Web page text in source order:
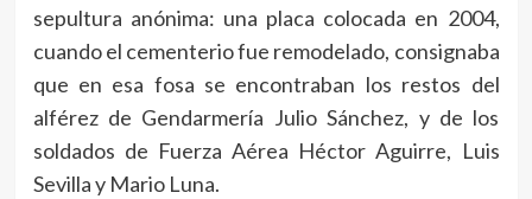
sepultura anónima: una placa colocada en 2004,
cuando el cementerio fue remodelado, consignaba
que en esa fosa se encontraban los restos del
alférez de Gendarmería Julio Sánchez, y de los
soldados de Fuerza Aérea Héctor Aguirre, Luis
Sevilla y Mario Luna.